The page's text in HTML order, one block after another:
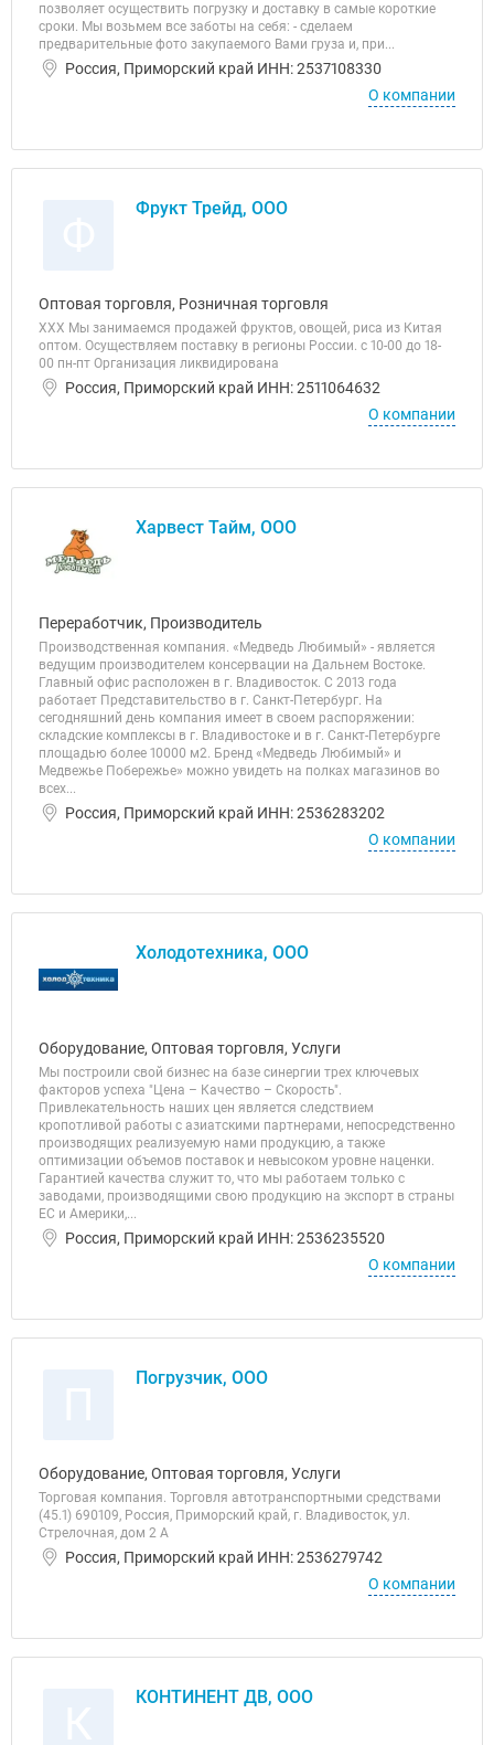
позволяет осуществить погрузку и доставку в самые короткие
сроки. Мы возьмем все заботы на себя: - сделаем
предварительные фото закупаемого Вами груза и, при...
Россия, Приморский край ИНН: 2537108330
О компании
Фрукт Трейд, ООО
Оптовая торговля, Розничная торговля
ХХХ Мы занимаемся продажей фруктов, овощей, риса из Китая
оптом. Осуществляем поставку в регионы России. с 10-00 до 18-
00 пн-пт Организация ликвидирована
Россия, Приморский край ИНН: 2511064632
О компании
Харвест Тайм, ООО
Переработчик, Производитель
Производственная компания. «Медведь Любимый» - является
ведущим производителем консервации на Дальнем Востоке.
Главный офис расположен в г. Владивосток. С 2013 года
работает Представительство в г. Санкт-Петербург. На
сегодняшний день компания имеет в своем распоряжении:
складские комплексы в г. Владивостоке и в г. Санкт-Петербурге
площадью более 10000 м2. Бренд «Медведь Любимый» и
Медвежье Побережье» можно увидеть на полках магазинов во
всех...
Россия, Приморский край ИНН: 2536283202
О компании
Холодотехника, ООО
Оборудование, Оптовая торговля, Услуги
Мы построили свой бизнес на базе синергии трех ключевых
факторов успеха "Цена – Качество – Скорость".
Привлекательность наших цен является следствием
кропотливой работы с азиатскими партнерами, непосредственно
производящих реализуемую нами продукцию, а также
оптимизации объемов поставок и невысоком уровне наценки.
Гарантией качества служит то, что мы работаем только с
заводами, производящими свою продукцию на экспорт в страны
ЕС и Америки,...
Россия, Приморский край ИНН: 2536235520
О компании
Погрузчик, ООО
Оборудование, Оптовая торговля, Услуги
Торговая компания. Торговля автотранспортными средствами
(45.1) 690109, Россия, Приморский край, г. Владивосток, ул.
Стрелочная, дом 2 А
Россия, Приморский край ИНН: 2536279742
О компании
КОНТИНЕНТ ДВ, ООО